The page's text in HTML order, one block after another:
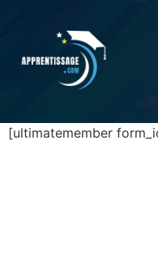
[ultimatemember